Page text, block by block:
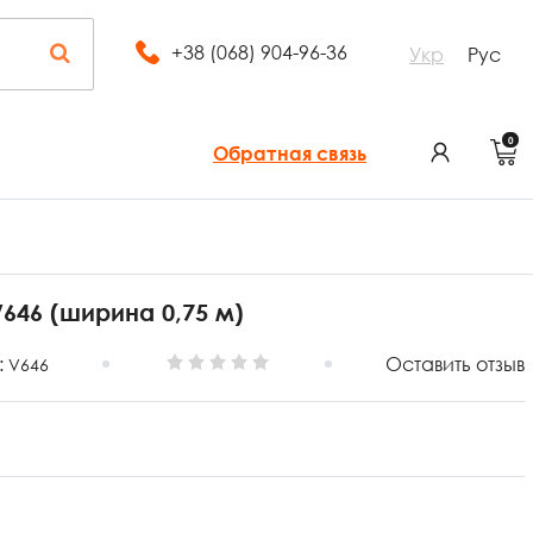
+38 (068) 904-96-36 Укр Рус
Обратная связь
0
(ширина 0,75 м)
V646 Оставить отзыв